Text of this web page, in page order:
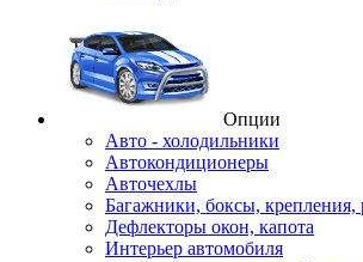
Опции
Авто - холодильники
Автокондиционеры
Авточехлы
Багажники, боксы, крепления,
Дефлекторы окон, капота
Интерьер автомобиля